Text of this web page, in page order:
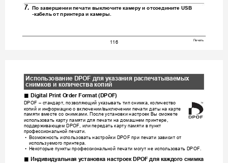
7. По завершении печати выключите камеру и отсоедините USB
-кабель от принтера и камеры.
Печать
116
Использование DPOF для указания распечатываемых
снимков и количества копий
Digital Print Order Format (DPOF)
DPOF – стандарт, позволяющий указывать тип снимка, количество
копий и информацию о включении/выключении печати даты на карте
памяти вместе со снимками. После установки настроек Вы сможете
использовать карту памяти для печати на домашнем принтере
поддерживающем D POF, или передать карту памяти в пункт
профессиональной печати.
• Возможность использовать настройки DPOF при печати зависит от
используемого принтера
•
Некоторые пункты профессиональной печати могут не использовать DPOF.
Индивидуальная установка настроек DPOF для каждого снимка